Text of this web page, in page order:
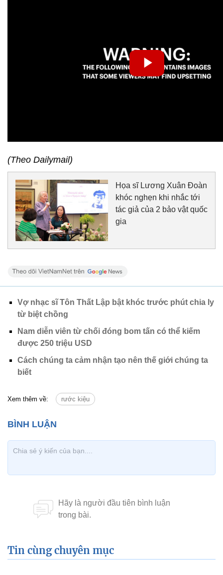
(Theo Dailymail)
Họa sĩ Lương Xuân Đoàn
khóc nghẹn khi nhắc tới
tác giả của 2 bảo vật quốc
gia
Vợ nhạc sĩ Tôn Thất Lập bật khóc trước phút chia ly
từ biệt chồng
Nam diễn viên từ chối đóng bom tấn có thể kiếm
được 250 triệu USD
Cách chúng ta cảm nhận tạo nên thế giới chúng ta
biết
Xem thêm về: rước kiệu
Tin cùng chuyên mục